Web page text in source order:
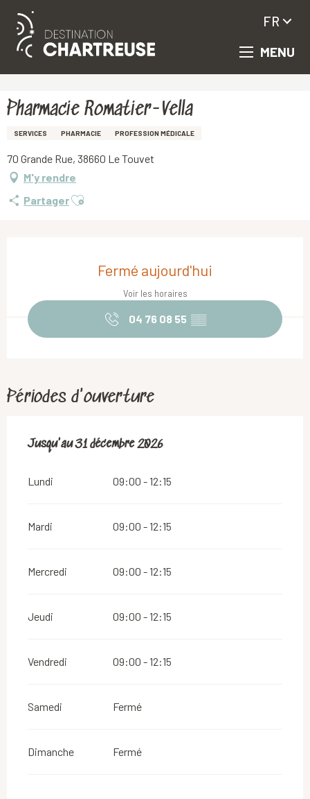
Aller
principal
MENU
FR
Pharmacie Romatier-Vella
SERVICES PHARMACIE PROFESSION MÉDICALE
70 Grande Rue, 38660 Le Touvet
M'y rendre
PartagerAjouter aux favoris
Fermé aujourd'hui
Voir les horaires
04 76 08 55 ▒▒
Périodes d'ouverture
Du2 janvier 2026au31 décembre 2026
Jusqu'au31 décembre 2026
Lundi 09:00 - 12:15
Mardi 09:00 - 12:15
Mercredi 09:00 - 12:15
Jeudi 09:00 - 12:15
Vendredi 09:00 - 12:15
Samedi Fermé
Dimanche Fermé